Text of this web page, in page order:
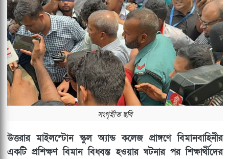
সংগৃহীত ছবি
উত্তরার মাইলস্টোন স্কুল অ্যান্ড কলেজ প্রাঙ্গণে বিমানবাহিনীর
একটি প্রশিক্ষণ বিমান বিধ্বস্ত হওয়ার ঘটনার পর শিক্ষার্থীদের